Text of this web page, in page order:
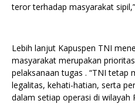
teror terhadap masyarakat
Lebih lanjut Kapuspen TNI
masyarakat merupakan
pelaksanaan tugas . “TNI tetap
legalitas, kehati-hatian, serta
dalam setiap operasi di wilayah